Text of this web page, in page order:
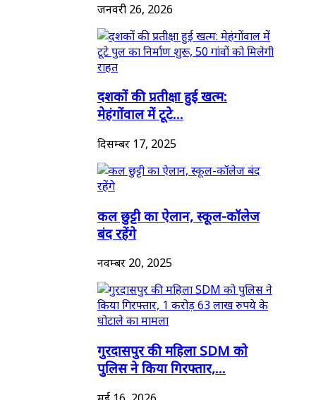
जनवरी 26, 2026
दशकों की प्रतीक्षा हुई खत्म:
मेहंगोंवाल में टूटे...
दिसम्बर 17, 2025
कल छुट्टी का ऐलान, स्कूल-कॉलेज
बंद रहेंगे
नवम्बर 20, 2025
गुरदासपुर की महिला SDM को
पुलिस ने किया गिरफ्तार,...